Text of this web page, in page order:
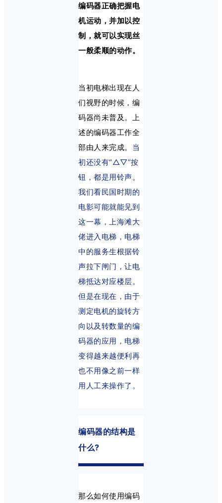
编码器正确把握电
机运动，并加以控
制，就可以实现丝
一般柔顺的动作。
当初电梯出现在人
们视野的时候，编
码器尚未普及。上
述的编码器工作全
部由人来完成。 当
初还没有“△▽”按
钮，都是用铃声。
我们看民国时期的
电影可能就能见到
这一幕，上海滩大
佬进入电梯，电梯
中的服务生根据铃
声拉下闸门，让电
梯抵达对应楼层。
但是在现在，由于
测定电机的旋转方
向以及转数量的编
码器的应用，电梯
变得越来越便利再
也不用像之前一样
用人工来操作了。
编码器的结构是
什么?
那么如何使用编码